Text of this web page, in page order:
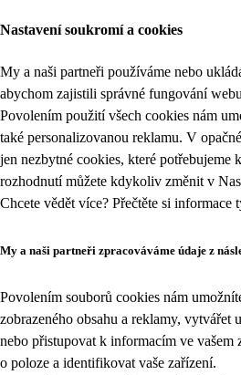
Nastavení soukromí a cookies
My a naši partneři používáme nebo
abychom zajistili správné fungování
Povolením použití všech cookies nám
také personalizovanou reklamu. V
jen nezbytné cookies, které potřebujeme
rozhodnutí můžete kdykoliv změnit v
Chcete vědět více? Přečtěte si informace
My a naši partneři zpracováváme údaje z
Povolením souborů cookies nám
zobrazeného obsahu a reklamy, vytvářet
nebo přistupovat k informacím ve vašem
o poloze a identifikovat vaše zařízení.